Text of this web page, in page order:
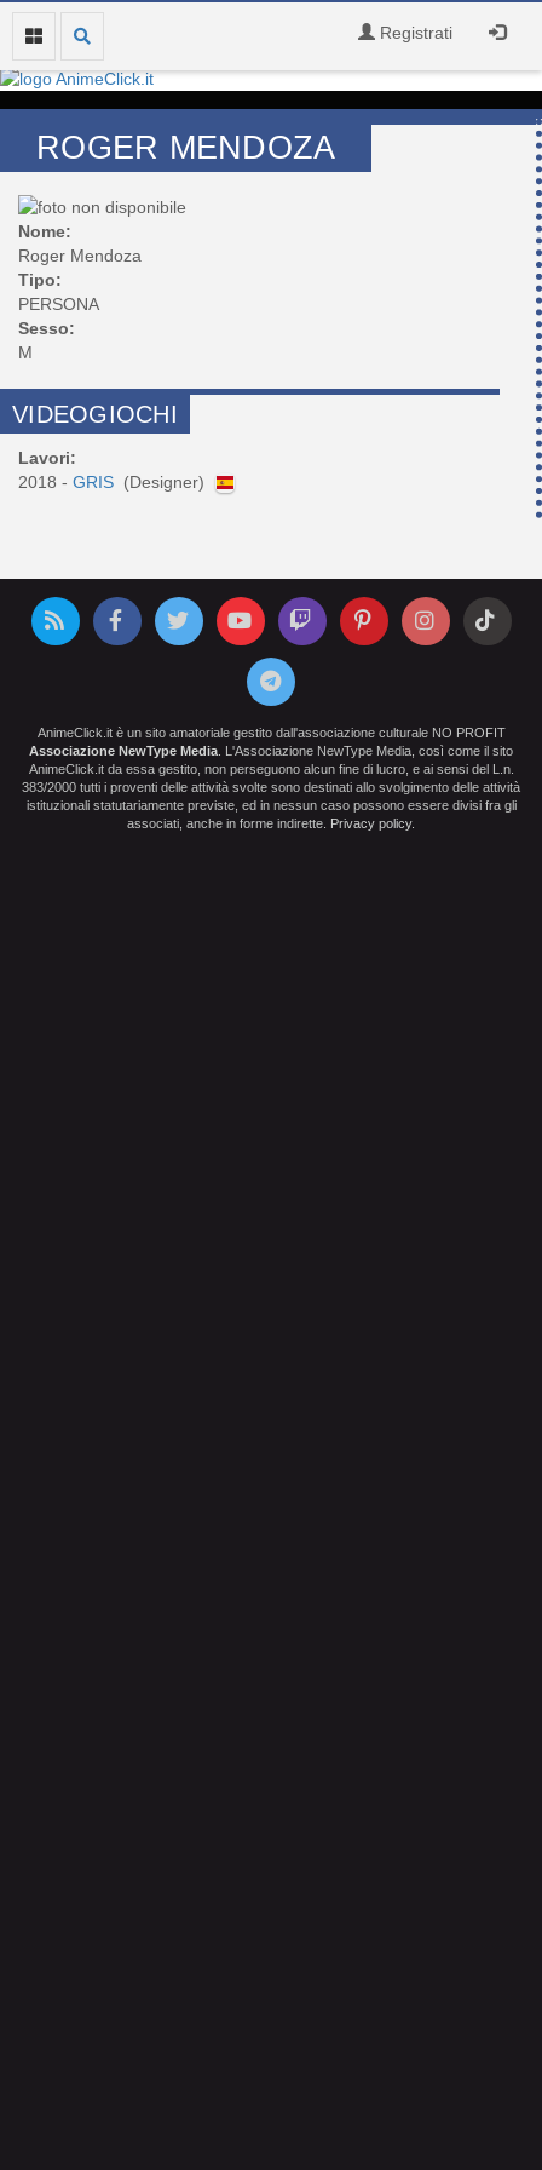
Registrati
ROGER MENDOZA
Nome:
Roger Mendoza
Tipo:
PERSONA
Sesso:
M
VIDEOGIOCHI
Lavori:
2018 - GRIS (Designer)
AnimeClick.it è un sito amatoriale gestito dall'associazione culturale NO PROFIT
Associazione NewType Media . L'Associazione NewType Media, così come il sito
AnimeClick.it da essa gestito, non perseguono alcun fine di lucro, e ai sensi del L.n.
383/2000 tutti i proventi delle attività svolte sono destinati allo svolgimento delle attività
istituzionali statutariamente previste, ed in nessun caso possono essere divisi fra gli
associati, anche in forme indirette.
Privacy policy.